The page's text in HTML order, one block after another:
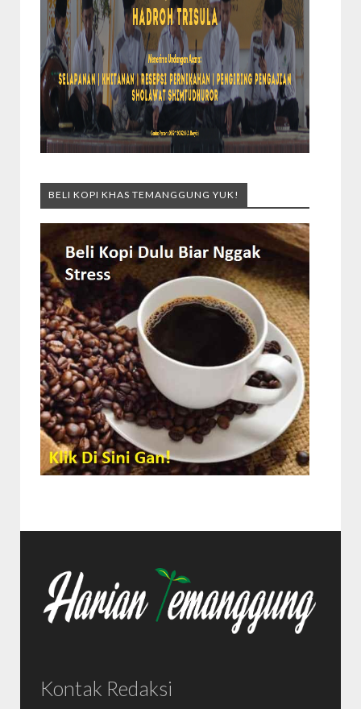
BELI KOPI KHAS TEMANGGUNG YUK!
Kontak Redaksi